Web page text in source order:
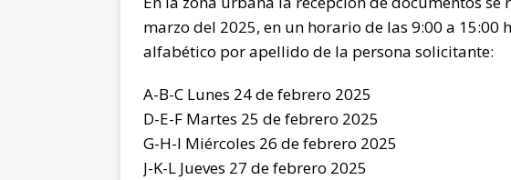
marzo del 2025, en un horario de las 9:00 a 15:00
alfabético por apellido de la persona solicitante:
A-B-C Lunes 24 de febrero 2025
D-E-F Martes 25 de febrero 2025
G-H-I Miércoles 26 de febrero 2025
J-K-L Jueves 27 de febrero 2025